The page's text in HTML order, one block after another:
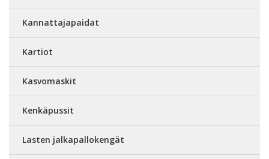
Kannattajapaidat
Kartiot
Kasvomaskit
Kenkäpussit
Lasten jalkapallokengät